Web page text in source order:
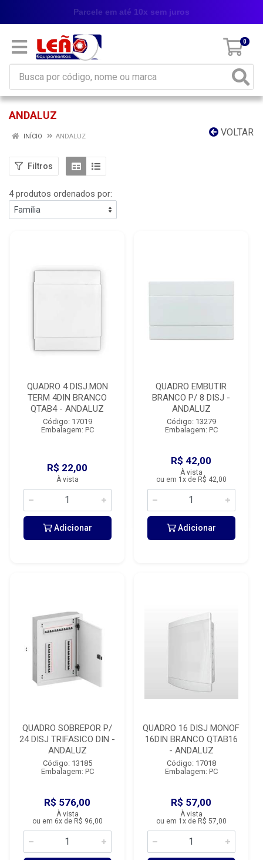
0
Parcele em até 10x sem juros
ANDALUZ
VOLTAR
INÍCIO ANDALUZ
Filtros
4 produtos ordenados por:
QUADRO 4 DISJ.MON
TERM 4DIN BRANCO
QTAB4 - ANDALUZ
Código: 17019
Embalagem: PC
R$ 22,00
À vista
Adicionar
QUADRO EMBUTIR
BRANCO P/ 8 DISJ -
ANDALUZ
Código: 13279
Embalagem: PC
R$ 42,00
À vista
ou em 1x de R$ 42,00
Adicionar
QUADRO SOBREPOR P/
24 DISJ TRIFASICO DIN -
ANDALUZ
Código: 13185
Embalagem: PC
R$ 576,00
À vista
ou em 6x de R$ 96,00
QUADRO 16 DISJ MONOF
16DIN BRANCO QTAB16
- ANDALUZ
Código: 17018
Embalagem: PC
R$ 57,00
À vista
ou em 1x de R$ 57,00